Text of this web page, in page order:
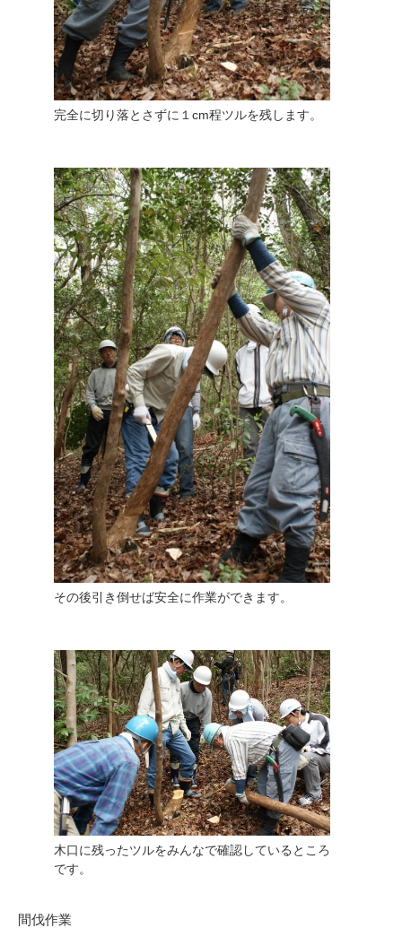
完全に切り落とさずに１cm程ツルを残します。
その後引き倒せば安全に作業ができます。
木口に残ったツルをみんなで確認しているところ
です。
間伐作業